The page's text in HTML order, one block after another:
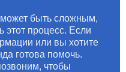
быть сложным,
этот процесс. Если
или вы хотите
готова помочь.
чтобы